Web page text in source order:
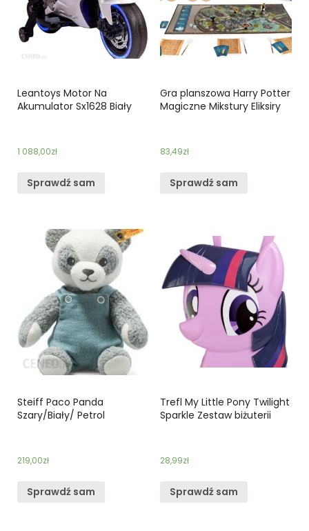
Leantoys Motor Na
Akumulator Sx1628 Biały
1 088,00zł
Sprawdź sam
Gra planszowa Harry Potter
Magiczne Mikstury Eliksiry
83,49zł
Sprawdź sam
Steiff Paco Panda
Szary/Biały/ Petrol
219,00zł
Sprawdź sam
Trefl My Little Pony Twilight
Sparkle Zestaw biżuterii
28,99zł
Sprawdź sam